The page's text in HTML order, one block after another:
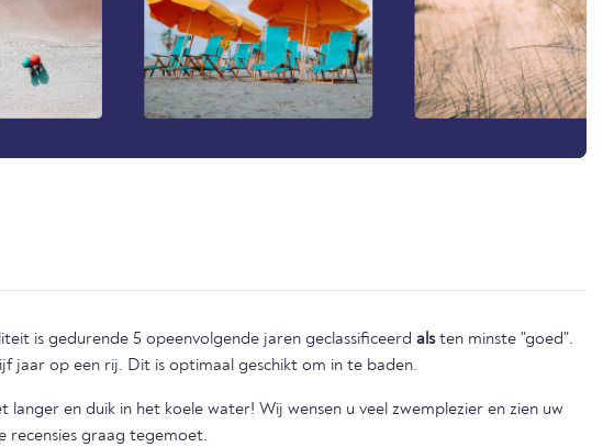
is gedurende 5 opeenvolgende jaren geclassificeerd alsten minste "goed".
jaar op een rij. Dit is optimaal geschikt om in te baden.
langer en duik in het koele water! Wij wensen u veel zwemplezier en zien uw
recensies graag tegemoet.